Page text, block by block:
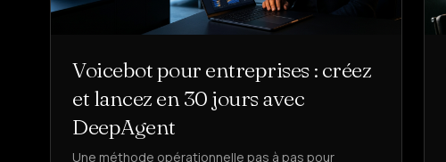
Voicebot pour entreprises : créez
et lancez en 30 jours avec
DeepAgent
Une méthode opérationnelle pas à pas pour